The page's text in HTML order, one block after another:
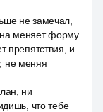
не замечал,
меняет форму
препятствия, и
не меняя
ни
что тебе